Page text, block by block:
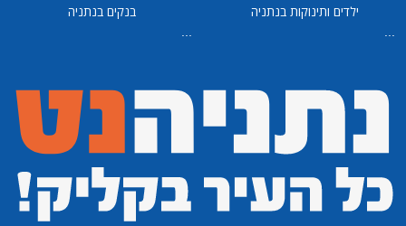
ילדים ותינוקות בנתניה
...
בנקים בנתניה
...